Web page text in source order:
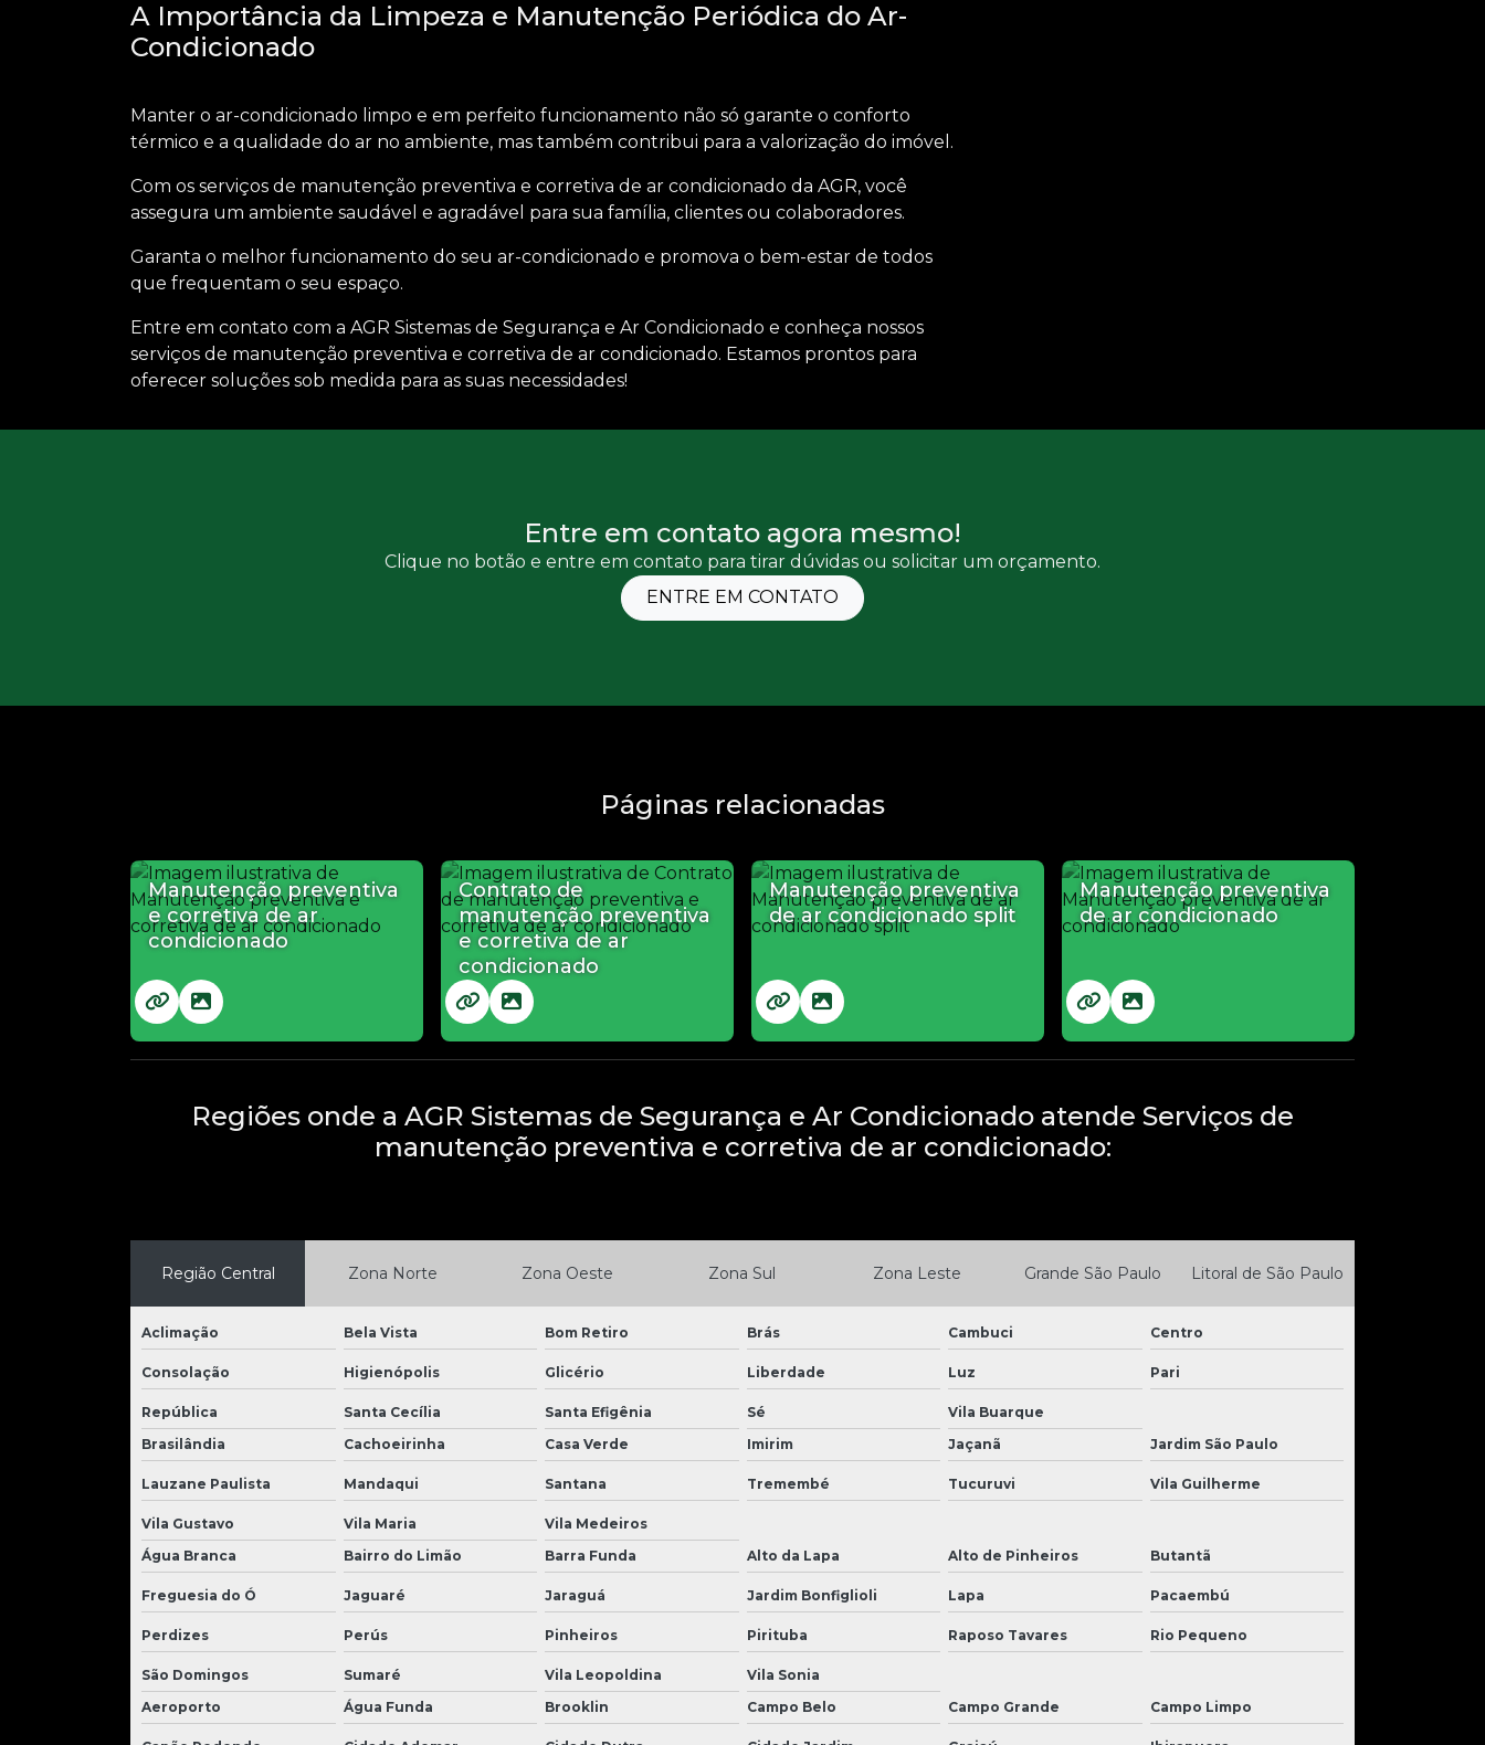
A Importância da Limpeza e Manutenção Periódica do Ar-
Condicionado
Manter o ar-condicionado limpo e em perfeito funcionamento não só garante o conforto
térmico e a qualidade do ar no ambiente, mas também contribui para a valorização do imóvel.
Com os serviços de manutenção preventiva e corretiva de ar condicionado da AGR, você
assegura um ambiente saudável e agradável para sua família, clientes ou colaboradores.
Garanta o melhor funcionamento do seu ar-condicionado e promova o bem-estar de todos
que frequentam o seu espaço.
Entre em contato com a AGR Sistemas de Segurança e Ar Condicionado e conheça nossos
serviços de manutenção preventiva e corretiva de ar condicionado. Estamos prontos para
oferecer soluções sob medida para as suas necessidades!
Entre em contato agora mesmo!
Clique no botão e entre em contato para tirar dúvidas ou solicitar um orçamento.
ENTRE EM CONTATO
Páginas relacionadas
Manutenção preventiva
e corretiva de ar
condicionado
Contrato de
manutenção preventiva
e corretiva de ar
condicionado
Manutenção preventiva
de ar condicionado split
Manutenção preventiva
de ar condicionado
Regiões onde a AGR Sistemas de Segurança e Ar Condicionado atende Serviços de
manutenção preventiva e corretiva de ar condicionado:
Região Central Zona Norte Zona Oeste Zona Sul Zona Leste Grande São Paulo Litoral de São Paulo
Aclimação Bela Vista Bom Retiro Brás Cambuci Centro
Consolação Higienópolis Glicério Liberdade Luz Pari
República Santa Cecília Santa Efigênia Sé
Vila Buarque
Brasilândia
Cachoeirinha Casa Verde Imirim Jaçanã Jardim São Paulo
Lauzane Paulista Mandaqui Santana Tremembé Tucuruvi Vila Guilherme
Vila Gustavo Vila Maria
Vila Medeiros
Água Branca
Bairro do Limão Barra Funda Alto da Lapa Alto de Pinheiros Butantã
Freguesia do Ó Jaguaré Jaraguá Jardim Bonfiglioli Lapa Pacaembú
Perdizes Perús Pinheiros Pirituba Raposo Tavares Rio Pequeno
São Domingos Sumaré Vila Leopoldina
Vila Sonia
Aeroporto
Água Funda Brooklin Campo Belo Campo Grande Campo Limpo